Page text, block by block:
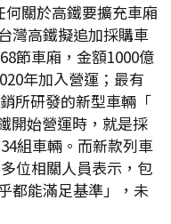
關於高鐵要擴充車廂
灣高鐵擬追加採購車
節車廂，金額1000億
年加入營運；最有
所研發的新型車輛「
開始營運時，就是採
組車輛。而新款列車
位相關人員表示，包
都能滿足基準」，未